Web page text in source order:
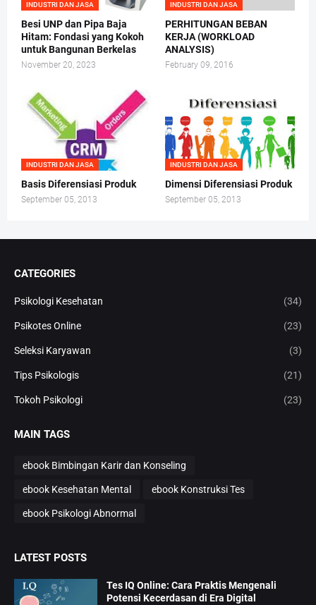
INDUSTRI DAN JASA
Besi UNP dan Pipa Baja
Hitam: Fondasi yang Kokoh
untuk Bangunan Berkelas
November 20, 2023
INDUSTRI DAN JASA
PERHITUNGAN BEBAN
KERJA (WORKLOAD
ANALYSIS)
February 09, 2016
INDUSTRI DAN JASA
Basis Diferensiasi Produk
September 05, 2013
INDUSTRI DAN JASA
Dimensi Diferensiasi Produk
September 05, 2013
CATEGORIES
Psikologi Kesehatan (34)
Psikotes Online (23)
Seleksi Karyawan (3)
Tips Psikologis (21)
Tokoh Psikologi (23)
MAIN TAGS
ebook Bimbingan Karir dan Konseling
ebook Kesehatan Mental ebook Konstruksi Tes
ebook Psikologi Abnormal
LATEST POSTS
Tes IQ Online: Cara Praktis Mengenali
Potensi Kecerdasan di Era Digital